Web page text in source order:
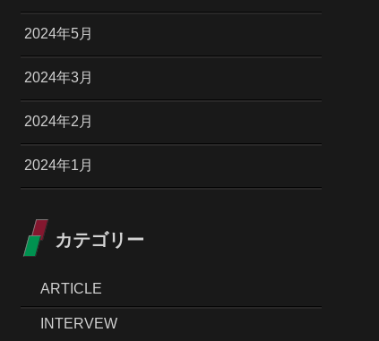
2024年5月
2024年3月
2024年2月
2024年1月
カテゴリー
ARTICLE
INTERVEW